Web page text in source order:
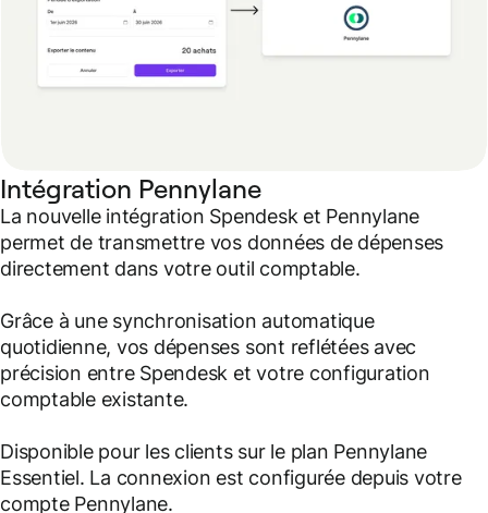
Intégration Pennylane
La nouvelle intégration Spendesk et Pennylane
permet de transmettre vos données de dépenses
directement dans votre outil comptable.
Grâce à une synchronisation automatique
quotidienne, vos dépenses sont reflétées avec
précision entre Spendesk et votre configuration
comptable existante.
Disponible pour les clients sur le plan Pennylane
Essentiel. La connexion est configurée depuis votre
compte Pennylane.